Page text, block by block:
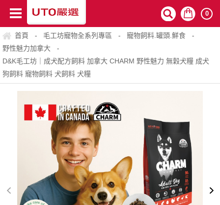
0
首頁 - 毛工坊寵物全系列專區 - 寵物飼料.罐頭.鮮食 -
野性魅力加拿大 -
D&K毛工坊｜成犬配方飼料 加拿大 CHARM 野性魅力 無穀犬糧 成犬
狗飼料 寵物飼料 犬飼料 犬糧